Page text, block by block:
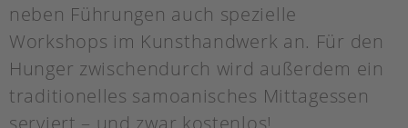
neben Führungen auch spezielle
Workshops im Kunsthandwerk an. Für den
Hunger zwischendurch wird außerdem ein
traditionelles samoanisches Mittagessen
serviert – und zwar kostenlos!